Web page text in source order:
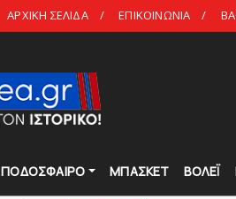
ΑΡΧΙΚΗ ΣΕΛΙΔΑ ΕΠΙΚΟΙΝΩΝΙΑ
ΠΟΔΟΣΦΑΙΡΟ ΜΠΑΣΚΕΤ ΒΟΛΕΪ